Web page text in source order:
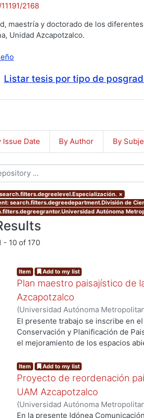
2168
maestría y doctorado de los
Unidad Azcapotzalco.
Listar tesis por tipo de
Issue Date By Author By
×
search.filters.degreedepartment.División de
Autónoma
- 10 of 170
Item Add to my list
Plan maestro paisajístico de
Azcapotzalco
(Universidad Autónoma
Arroyo Ruiz, Karla Jessica;
Raymundo Octavio;Martínez
Mario Alonso;Téllez Foster, Karla
El presente trabajo se inscribe en
Conservación y Planificación de
el mejoramiento de los espacios
sin embargo, son más las
cuales se reducen a la ausencia de
razón, se plantea la oportunidad de
problemática basado en la creación
patrimonio vegetal de la unidad y
Item Add to my list
Proyecto de reordenación
UAM Azcapotzalco
(Universidad Autónoma
Aguirre Regalado, Paola Isabel;
En la presente Idónea